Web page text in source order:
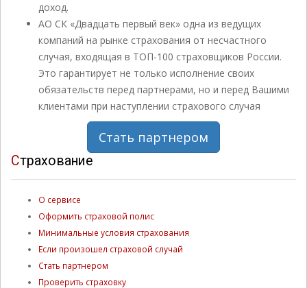
доход.
АО СК «Двадцать первый век» одна из ведущих
компаний на рынке страхования от несчастного
случая, входящая в ТОП-100 страховщиков России.
Это гарантирует не только исполнение своих
обязательств перед партнерами, но и перед Вашими
клиентами при наступлении страхового случая
Стать партнером
Страхование
О сервисе
Оформить страховой полис
Минимальные условия страхования
Если произошел страховой случай
Стать партнером
Проверить страховку